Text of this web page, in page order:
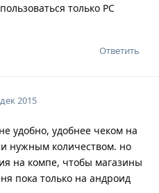
только PC
Ответить
2015
удобно, удобнее чеком на
нужным количеством. но
на компе, чтобы магазины
пока только на андроид